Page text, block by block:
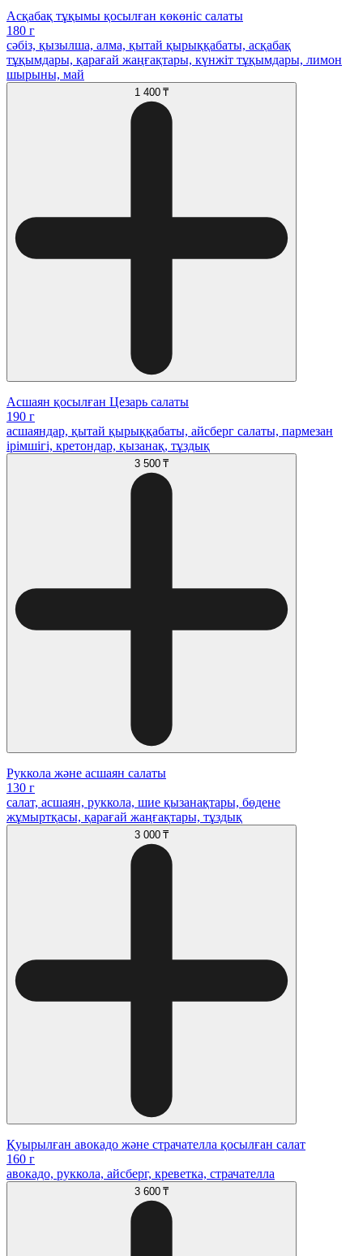
Асқабақ тұқымы қосылған көкөніс салаты
180 г
сәбіз, қызылша, алма, қытай қырыққабаты, асқабақ
тұқымдары, қарағай жаңғақтары, күнжіт тұқымдары, лимон
шырыны, май
1 400 ₸
Асшаян қосылған Цезарь салаты
190 г
асшаяндар, қытай қырыққабаты, айсберг салаты, пармезан
ірімшігі, кретондар, қызанақ, тұздық
3 500 ₸
Руккола және асшаян салаты
130 г
салат, асшаян, руккола, шие қызанақтары, бөдене
жұмыртқасы, қарағай жаңғақтары, тұздық
3 000 ₸
Қуырылған авокадо және страчателла қосылған салат
160 г
авокадо, руккола, айсберг, креветка, страчателла
3 600 ₸